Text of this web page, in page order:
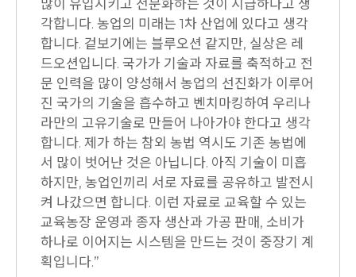
많이 유입시키고 전문화하는 것이 시급하다고 생
각합니다. 농업의 미래는 1차 산업에 있다고 생각
합니다. 겉보기에는 블루오션 같지만, 실상은 레
드오션입니다. 국가가 기술과 자료를 축적하고 전
문 인력을 많이 양성해서 농업의 선진화가 이루어
진 국가의 기술을 흡수하고 벤치마킹하여 우리나
라만의 고유기술로 만들어 나아가야 한다고 생각
합니다. 제가 하는 참외 농법 역시도 기존 농법에
서 많이 벗어난 것은 아닙니다. 아직 기술이 미흡
하지만, 농업인끼리 서로 자료를 공유하고 발전시
켜 나갔으면 합니다. 이런 자료로 교육할 수 있는
교육농장 운영과 종자 생산과 가공 판매, 소비가
하나로 이어지는 시스템을 만드는 것이 중장기 계
획입니다.”